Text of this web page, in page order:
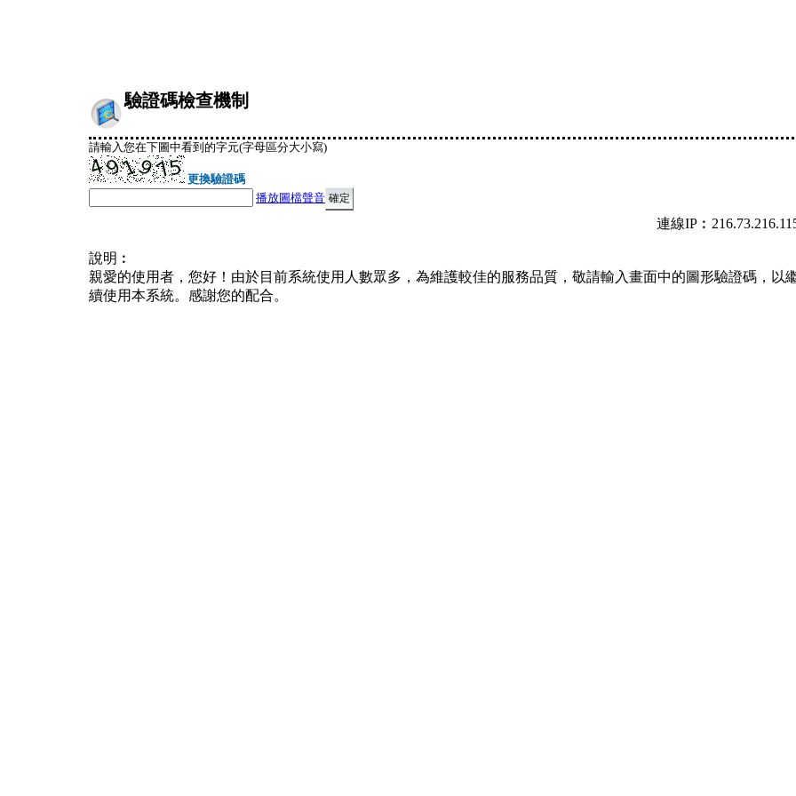
驗證碼檢查機制
請輸入您在下圖中看到的字元(字母區分大小寫)
更換驗證碼
播放圖檔聲音
連線
說明︰
親愛的使用者，您好！由於目前系統使用人數眾多，為維護較佳的服務品質，敬請輸入畫面中的圖形驗證碼，以
續使用本系統。感謝您的配合。